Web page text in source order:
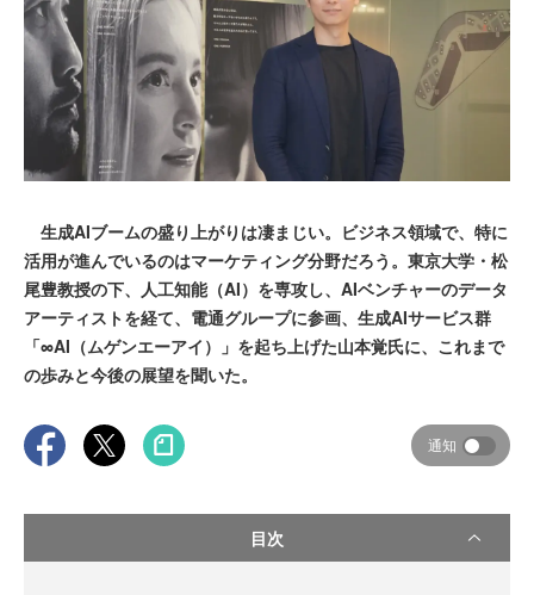
生成AIブームの盛り上がりは凄まじい。ビジネス領域で、特に
活用が進んでいるのはマーケティング分野だろう。東京大学・松
尾豊教授の下、人工知能（AI）を専攻し、AIベンチャーのデータ
アーティストを経て、電通グループに参画、生成AIサービス群
「∞AI（ムゲンエーアイ）」を起ち上げた山本覚氏に、これまで
の歩みと今後の展望を聞いた。
通知
目次